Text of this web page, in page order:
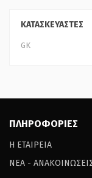
ΚΑΤΑΣΚΕΥΑΣΤΕΣ
GK
ΠΛΗΡΟΦΟΡΙΕΣ
Η ΕΤΑΙΡΕΙΑ
ΝΕΑ -